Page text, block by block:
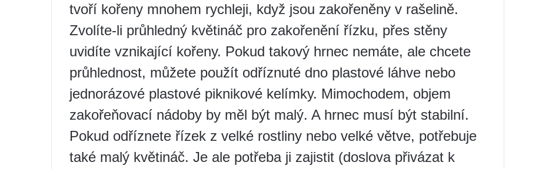
tvoří kořeny mnohem rychleji, když jsou zakořeněny v rašelině.
Zvolíte-li průhledný květináč pro zakořenění řízku, přes stěny
uvidíte vznikající kořeny. Pokud takový hrnec nemáte, ale chcete
průhlednost, můžete použít odříznuté dno plastové láhve nebo
jednorázové plastové piknikové kelímky. Mimochodem, objem
zakořeňovací nádoby by měl být malý. A hrnec musí být stabilní.
Pokud odříznete řízek z velké rostliny nebo velké větve, potřebuje
také malý květináč. Je ale potřeba ji zajistit (doslova přivázat k